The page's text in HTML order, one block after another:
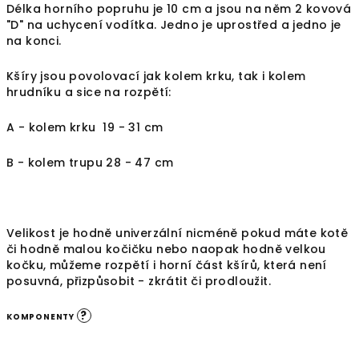
Délka horního popruhu je 10 cm a jsou na něm 2 kovová
"D" na uchycení vodítka. Jedno je uprostřed a jedno je
na konci.
Kšíry jsou povolovací jak kolem krku, tak i kolem
hrudníku a sice na rozpětí:
A - kolem krku 19 - 31 cm
B - kolem trupu 28 - 47 cm
Velikost je hodně univerzální nicméně pokud máte kotě
či hodně malou kočičku nebo naopak hodně velkou
kočku, můžeme rozpětí i horní část kšírů, která není
posuvná, přizpůsobit - zkrátit či prodloužit.
KOMPONENTY ?